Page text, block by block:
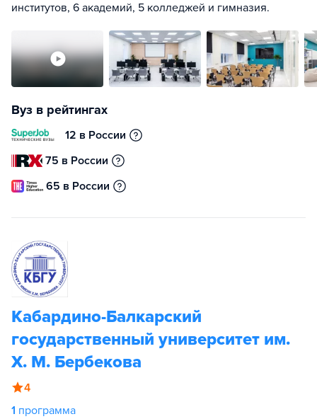
институтов, 6 академий, 5 колледжей и гимназия.
Вуз в рейтингах
12 в России
75 в России
65 в России
Кабардино-Балкарский
государственный университет им.
Х. М. Бербекова
4
1 программа